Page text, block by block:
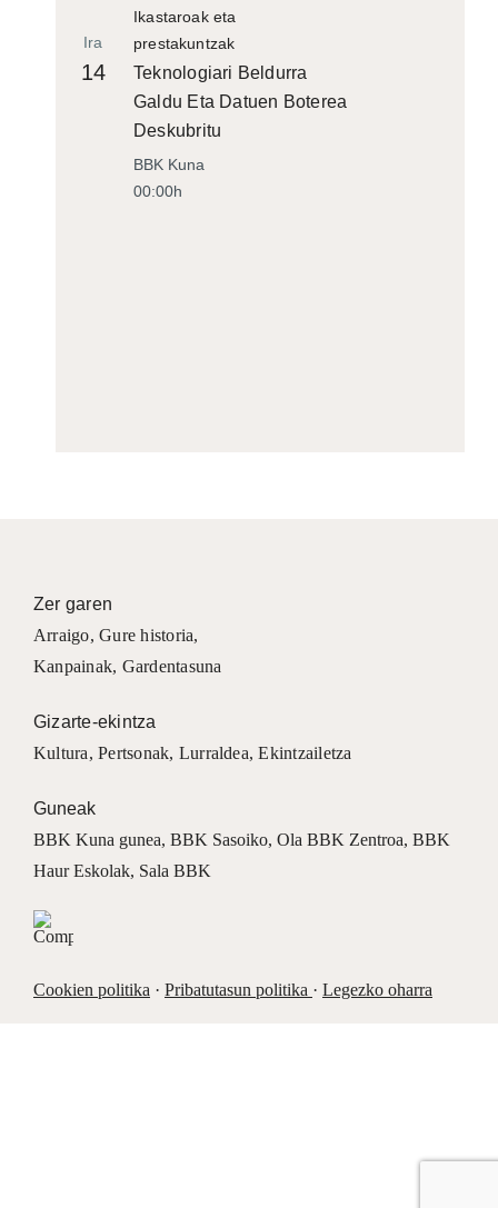
Ikastaroak eta
prestakuntzak
Ira
14
Teknologiari Beldurra
Galdu Eta Datuen Boterea
Deskubritu
BBK Kuna
00:00h
Zer garen
Arraigo,Gure historia,
Kanpainak, Gardentasuna
Gizarte-ekintza
Kultura,Pertsonak, Lurraldea,Ekintzailetza
Guneak
BBK Kuna gunea, BBK Sasoiko, Ola BBK Zentroa, BBK
Haur Eskolak, Sala BBK
Cookien politika· Pribatutasun politika · Legezko oharra